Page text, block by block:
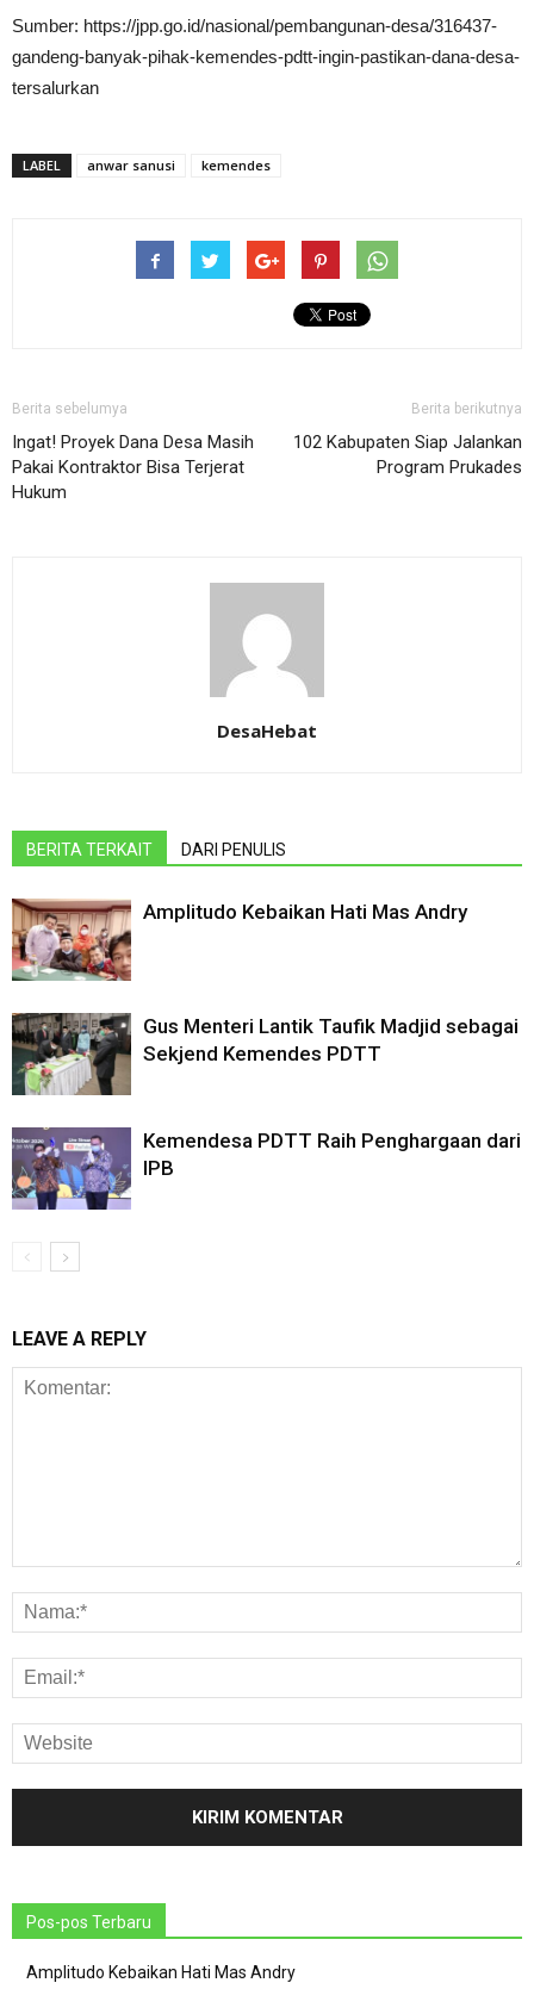
Sumber: https://jpp.go.id/nasional/pembangunan-desa/316437-
gandeng-banyak-pihak-kemendes-pdtt-ingin-pastikan-dana-desa-
tersalurkan
LABEL anwar sanusi kemendes
Berita sebelumya
Ingat! Proyek Dana Desa Masih
Pakai Kontraktor Bisa Terjerat
Hukum
Berita berikutnya
102 Kabupaten Siap Jalankan
Program Prukades
DesaHebat
BERITA TERKAIT DARI PENULIS
Amplitudo Kebaikan Hati Mas Andry
Gus Menteri Lantik Taufik Madjid sebagai
Sekjend Kemendes PDTT
Kemendesa PDTT Raih Penghargaan dari
IPB
LEAVE A REPLY
Pos-pos Terbaru
Amplitudo Kebaikan Hati Mas Andry